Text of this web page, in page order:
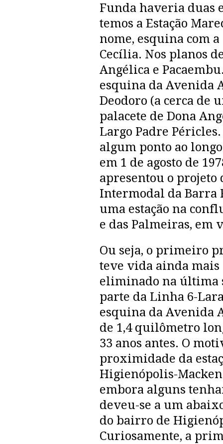
Funda haveria duas
temos a Estação
nome, esquina com
Cecília. Nos planos
Angélica e
esquina da Avenida
Deodoro (a cerca de
palacete de Dona
Largo Padre
algum ponto ao
em 1 de agosto de
apresentou o projeto
Intermodal da Barra
uma estação na
e das Palmeiras, em
Ou seja, o primeiro
teve vida ainda mais
eliminado na última
parte da Linha 6-
esquina da Avenida
de 1,4 quilômetro
33 anos antes. O
proximidade da
Higienópolis-
embora alguns
deveu-se a um
do bairro de
Curiosamente, a